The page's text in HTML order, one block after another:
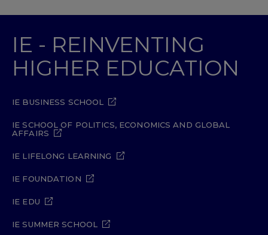
IE - REINVENTING
HIGHER EDUCATION
IE BUSINESS SCHOOL
IE SCHOOL OF POLITICS, ECONOMICS AND GLOBAL
AFFAIRS
IE LIFELONG LEARNING
IE FOUNDATION
IE EDU
IE SUMMER SCHOOL